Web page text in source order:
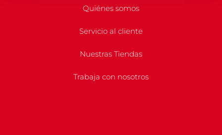
Quiénes somos
Servicio al cliente
Nuestras Tiendas
Trabaja con nosotros